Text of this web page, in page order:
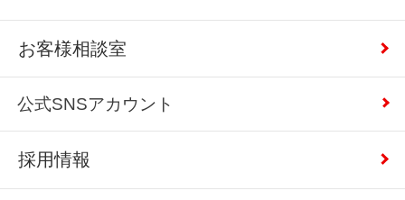
お客様相談室
公式SNSアカウント
採用情報